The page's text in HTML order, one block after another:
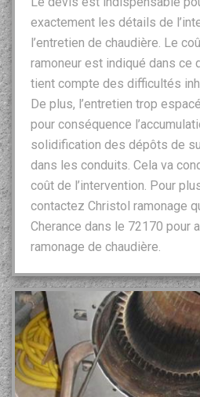
exactement les détails de
l’entretien de chaudière. Le
ramoneur est indiqué dans ce
tient compte des difficultés
De plus, l’entretien trop
pour conséquence
solidification des dépôts de
dans les conduits. Cela va
coût de l’intervention. Pour
contactez Christol ramonage
Cherance dans le 72170 pour
ramonage de chaudière.